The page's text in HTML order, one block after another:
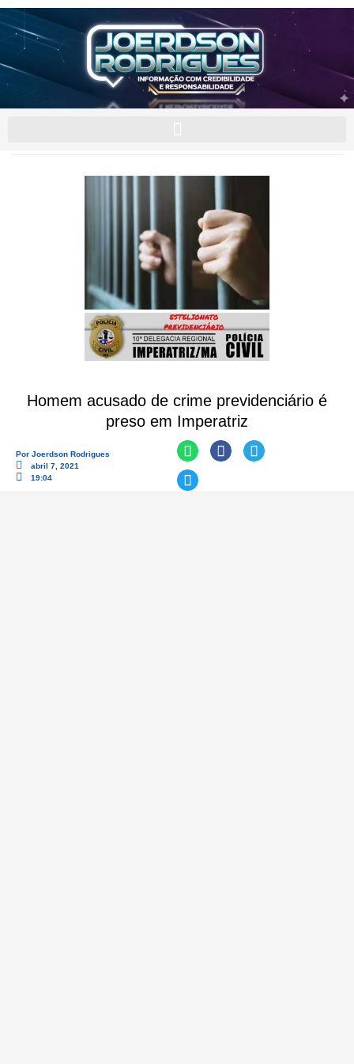
Homem acusado de crime previdenciário é
preso em Imperatriz
Por Joerdson Rodrigues
abril 7, 2021
19:04